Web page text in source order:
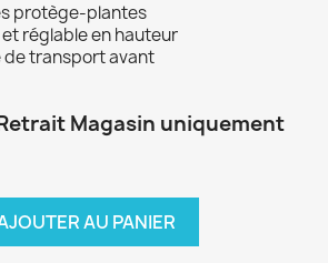
protège-plantes
réglable en hauteur
de transport avant
Magasin uniquement
AU PANIER